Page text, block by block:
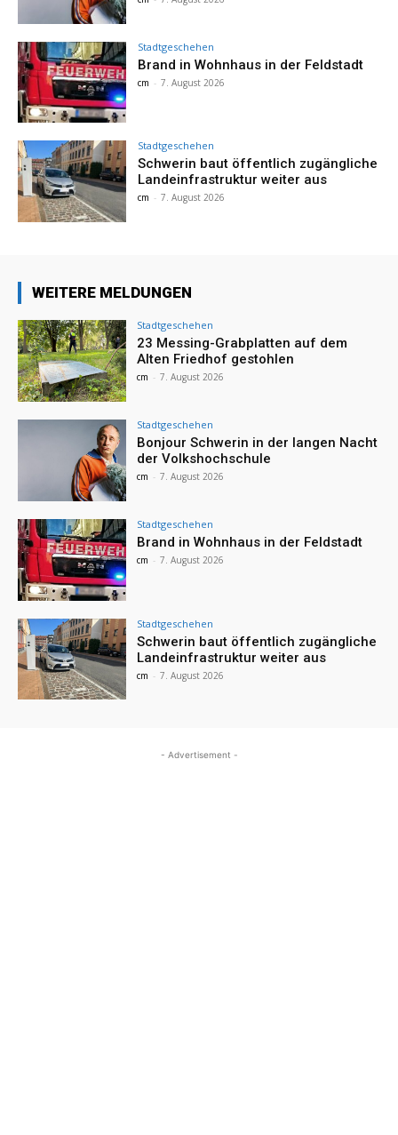
Stadtgeschehen
Brand in Wohnhaus in der Feldstadt
cm - 7. August 2026
Stadtgeschehen
Schwerin baut öffentlich zugängliche
Landeinfrastruktur weiter aus
cm - 7. August 2026
WEITERE MELDUNGEN
Stadtgeschehen
23 Messing-Grabplatten auf dem
Alten Friedhof gestohlen
cm - 7. August 2026
Stadtgeschehen
Bonjour Schwerin in der langen Nacht
der Volkshochschule
cm - 7. August 2026
Stadtgeschehen
Brand in Wohnhaus in der Feldstadt
cm - 7. August 2026
Stadtgeschehen
Schwerin baut öffentlich zugängliche
Landeinfrastruktur weiter aus
cm - 7. August 2026
- Advertisement -